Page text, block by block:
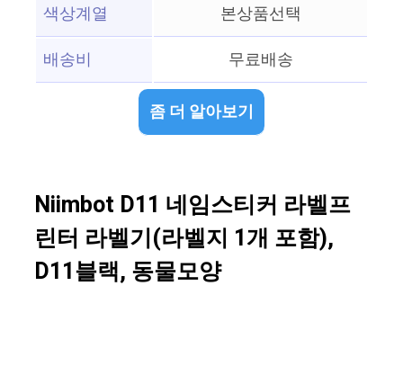
색상계열
본상품선택
배송비
무료배송
좀 더 알아보기
Niimbot D11 네임스티커 라벨프
린터 라벨기(라벨지 1개 포함),
D11블랙, 동물모양